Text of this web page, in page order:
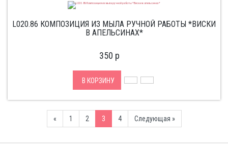
L020.86 КОМПОЗИЦИЯ ИЗ МЫЛА РУЧНОЙ РАБОТЫ *ВИСКИ
В АПЕЛЬСИНАХ*
350 p
В КОРЗИНУ
«Previous
1 2 3 4 Следующая »Next